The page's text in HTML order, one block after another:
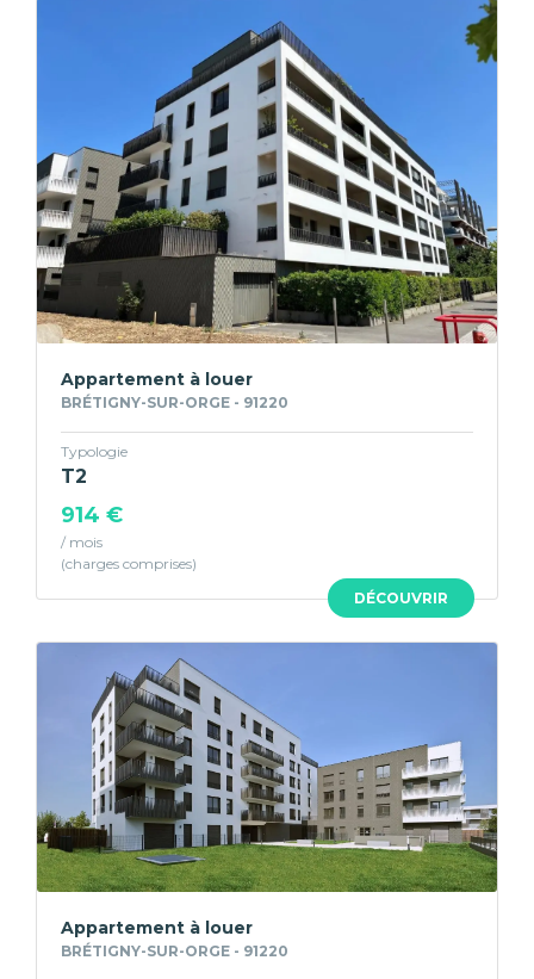
DÉCOUVRIR
Appartement à louer
BRÉTIGNY-SUR-ORGE - 91220
Typologie
T2
914 €
/ mois
Appartement à louer
BRÉTIGNY-SUR-ORGE - 91220